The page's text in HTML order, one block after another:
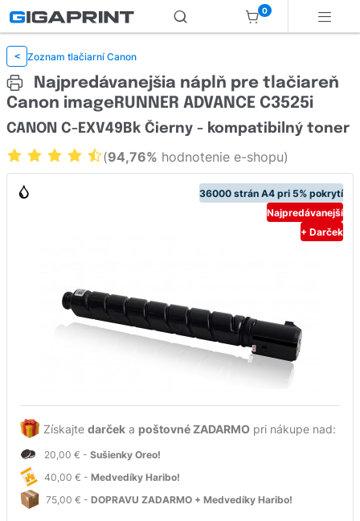
0
< Zoznam tlačiarní Canon
Najpredávanejšia náplň pre tlačiareň
Canon imageRUNNER ADVANCE C3525i
36000 strán A4 pri 5% pokrytí
Najpredávanejší
+ Darček
Získajte darček a poštovné ZADARMO pri nákupe nad:
20,00 € - Sušienky Oreo!
40,00 € - Medvedíky Haribo!
75,00 € - DOPRAVU ZADARMO + Medvedíky Haribo!
CANON C-EXV49Bk Čierny - kompatibilný toner
(94,76% hodnotenie e-shopu)